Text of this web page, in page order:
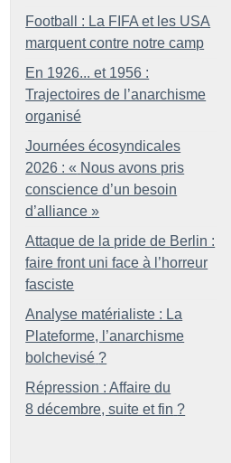
Football : La FIFA et les USA
marquent contre notre camp
En 1926... et 1956 :
Trajectoires de l’anarchisme
organisé
Journées écosyndicales
2026 : « Nous avons pris
conscience d’un besoin
d’alliance »
Attaque de la pride de Berlin :
faire front uni face à l’horreur
fasciste
Analyse matérialiste : La
Plateforme, l’anarchisme
bolchevisé ?
Répression : Affaire du
8 décembre, suite et fin ?